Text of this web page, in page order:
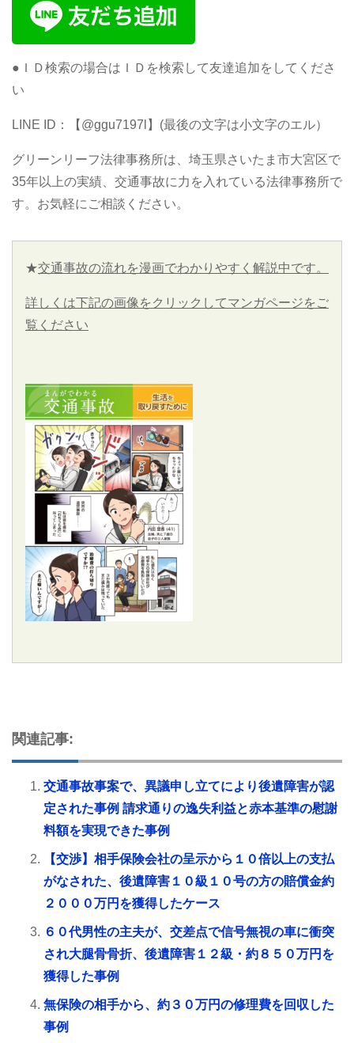
●ＩＤ検索の場合はＩＤを検索して友達追加をしてくださ
い
LINE ID：【@ggu7197l】(最後の文字は小文字のエル）
グリーンリーフ法律事務所は、埼玉県さいたま市大宮区で
35年以上の実績、交通事故に力を入れている法律事務所で
す。お気軽にご相談ください。
★交通事故の流れを漫画でわかりやすく解説中です。
詳しくは下記の画像をクリックしてマンガページをご
覧ください
関連記事:
交通事故事案で、異議申し立てにより後遺障害が認
定された事例 請求通りの逸失利益と赤本基準の慰謝
料額を実現できた事例
【交渉】相手保険会社の呈示から１０倍以上の支払
がなされた、後遺障害１０級１０号の方の賠償金約
２０００万円を獲得したケース
６０代男性の主夫が、交差点で信号無視の車に衝突
され大腿骨骨折、後遺障害１２級・約８５０万円を
獲得した事例
無保険の相手から、約３０万円の修理費を回収した
事例